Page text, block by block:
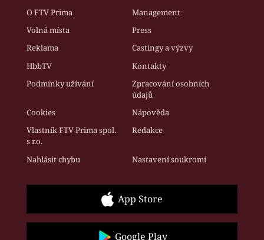
O FTV Prima
Management
Volná místa
Press
Reklama
Castingy a výzvy
HbbTV
Kontakty
Podmínky užívání
Zpracování osobních
údajů
Cookies
Nápověda
Vlastník FTV Prima spol.
s r.o.
Redakce
Nahlásit chybu Nastavení soukromí
App Store
Google Play